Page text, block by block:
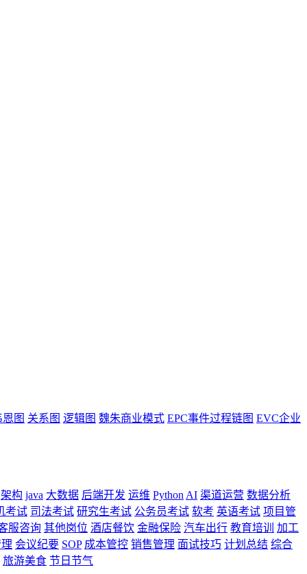
恩图 关系图 逻辑图 魏朱商业模式 EPC事件过程链图 EVC企业
架构 java 大数据 后端开发 运维 Python AI 渠道运营 数据分析
考试 司法考试 研究生考试 公务员考试 软考 英语考试 项目管
服咨询 其他岗位 酒店餐饮 金融保险 汽车出行 教育培训
加工
会议纪要 SOP 成本管控 销售管理 面试技巧 计划总结 综合
旅游美食 节日节气